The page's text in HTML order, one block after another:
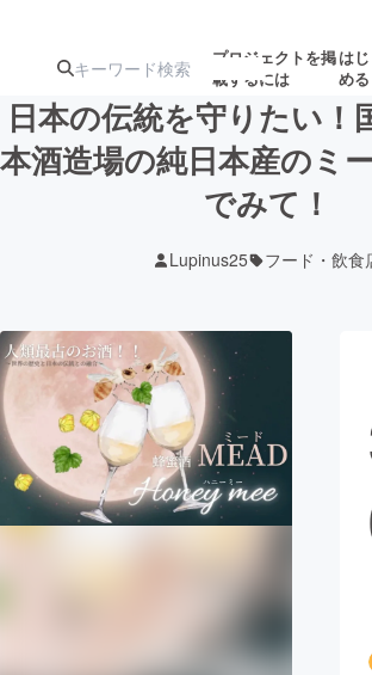
プロジェクトを掲
載するには
はじ
める
注目の新着プロ募集終了が
テクノロジー・ガジェット
映像・映画
ビジネス・起業
CAMPFIRE for Social Good
日本の伝統を守りたい！
本酒造場の純日本産のミ
でみて！
Lupinus25 フード・飲食